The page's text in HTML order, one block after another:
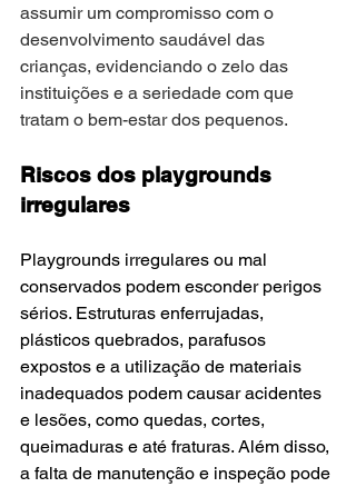
assumir um compromisso com o
desenvolvimento saudável das
crianças, evidenciando o zelo das
instituições e a seriedade com que
tratam o bem-estar dos pequenos.
Riscos dos playgrounds
irregulares
Playgrounds irregulares ou mal
conservados podem esconder perigos
sérios. Estruturas enferrujadas,
plásticos quebrados, parafusos
expostos e a utilização de materiais
inadequados podem causar acidentes
e lesões, como quedas, cortes,
queimaduras e até fraturas. Além disso,
a falta de manutenção e inspeção pode